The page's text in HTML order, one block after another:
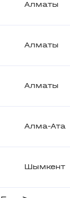
Алматы
Алматы
Алматы
Алма-Ата
Шымкент